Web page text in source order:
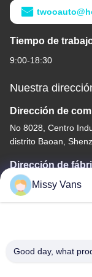
Tiempo de
9:00-18:30
Nuestra
Dirección de
No 8028, Centro
distrito Baoan,
Dirección de
No. 1010, Qiaohe
Bao'an, Shenzhen,
Missy Vans
Good day, what